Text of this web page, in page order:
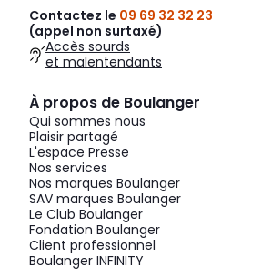
Contactez le 09 69 32 32 23
(appel non surtaxé)
Accès sourds
et malentendants
À propos de Boulanger
Qui sommes nous
Plaisir partagé
L'espace Presse
Nos services
Nos marques Boulanger
SAV marques Boulanger
Le Club Boulanger
Fondation Boulanger
Client professionnel
Boulanger INFINITY